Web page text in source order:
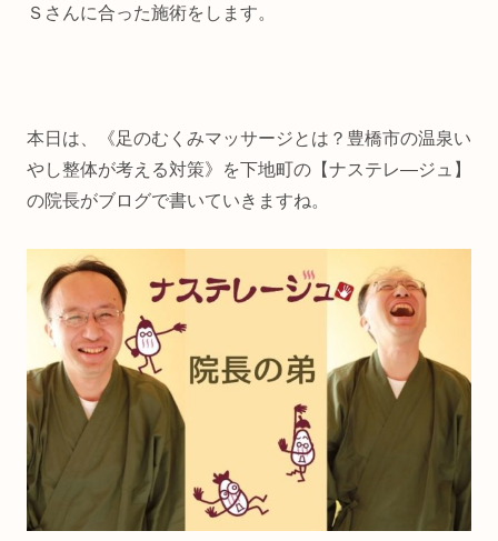
Ｓさんに合った施術をします。
本日は、《足のむくみマッサージとは？豊橋市の温泉い
やし整体が考える対策》を下地町の【ナステレ―ジュ】
の院長がブログで書いていきますね。